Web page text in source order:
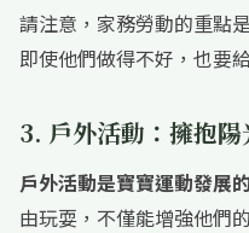
請注意，家務勞動的重點
即使他們做得不好，也要
3. 戶外活動：擁抱
戶外活動是寶寶運動發展
由玩耍，不僅能增強他們